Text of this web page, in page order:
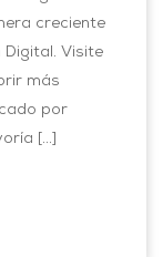
creciente
Visite
más
por
[…]